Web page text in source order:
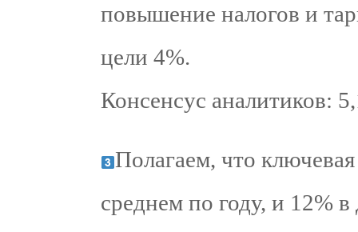
повышение налогов и
цели 4%.
Консенсус аналитиков:
Полагаем, что
среднем по году, и 12%